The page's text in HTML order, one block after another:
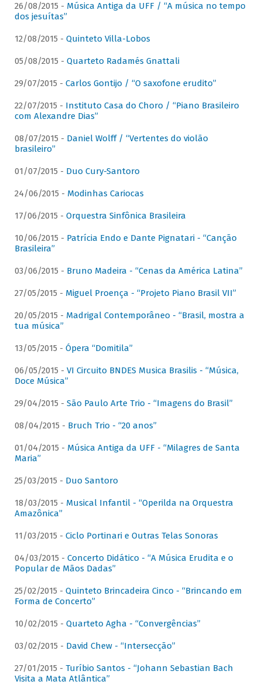
26/08/2015 - Música Antiga da UFF / “A música no tempo
dos jesuítas”
12/08/2015 - Quinteto Villa-Lobos
05/08/2015 - Quarteto Radamés Gnattali
29/07/2015 - Carlos Gontijo / “O saxofone erudito”
22/07/2015 - Instituto Casa do Choro / “Piano Brasileiro
com Alexandre Dias”
08/07/2015 - Daniel Wolff / “Vertentes do violão
brasileiro”
01/07/2015 - Duo Cury-Santoro
24/06/2015 - Modinhas Cariocas
17/06/2015 - Orquestra Sinfônica Brasileira
10/06/2015 - Patrícia Endo e Dante Pignatari - “Canção
Brasileira”
03/06/2015 - Bruno Madeira - “Cenas da América Latina”
27/05/2015 - Miguel Proença - “Projeto Piano Brasil VII”
20/05/2015 - Madrigal Contemporâneo - “Brasil, mostra a
tua música”
13/05/2015 - Ópera “Domitila”
06/05/2015 - VI Circuito BNDES Musica Brasilis - “Música,
Doce Música”
29/04/2015 - São Paulo Arte Trio - “Imagens do Brasil”
08/04/2015 - Bruch Trio - “20 anos”
01/04/2015 - Música Antiga da UFF - “Milagres de Santa
Maria”
25/03/2015 - Duo Santoro
18/03/2015 - Musical Infantil - “Operilda na Orquestra
Amazônica”
11/03/2015 - Ciclo Portinari e Outras Telas Sonoras
04/03/2015 - Concerto Didático - “A Música Erudita e o
Popular de Mãos Dadas”
25/02/2015 - Quinteto Brincadeira Cinco - “Brincando em
Forma de Concerto”
10/02/2015 - Quarteto Agha - “Convergências”
03/02/2015 - David Chew - “Intersecção”
27/01/2015 - Turíbio Santos - “Johann Sebastian Bach
Visita a Mata Atlântica”